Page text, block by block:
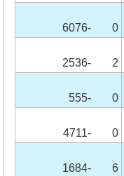
6076- 0
2536- 2
555- 0
4711- 0
1684- 6